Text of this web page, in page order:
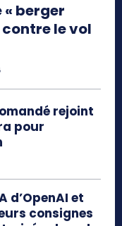
« berger
le vol
rejoint
pour
d’OpenAI et
consignes